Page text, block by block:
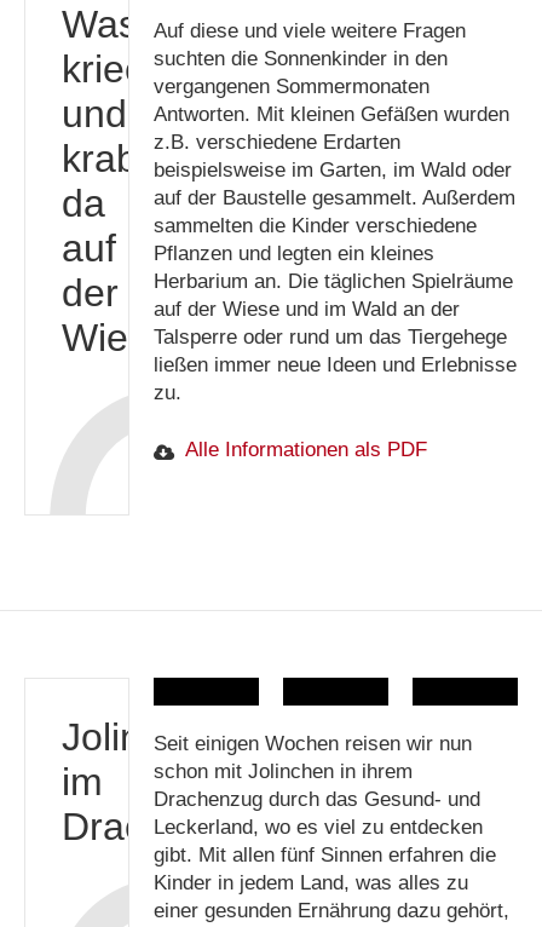
Was
kriecht
und
krabbelt
da
auf
der
Wiese?
Auf diese und viele weitere Fragen
suchten die Sonnenkinder in den
vergangenen Sommermonaten
Antworten. Mit kleinen Gefäßen wurden
z.B. verschiedene Erdarten
beispielsweise im Garten, im Wald oder
auf der Baustelle gesammelt. Außerdem
sammelten die Kinder verschiedene
Pflanzen und legten ein kleines
Herbarium an. Die täglichen Spielräume
auf der Wiese und im Wald an der
Talsperre oder rund um das Tiergehege
ließen immer neue Ideen und Erlebnisse
zu.
Alle Informationen als PDF
Jolinchen
im
Drachenzug
Seit einigen Wochen reisen wir nun
schon mit Jolinchen in ihrem
Drachenzug durch das Gesund- und
Leckerland, wo es viel zu entdecken
gibt. Mit allen fünf Sinnen erfahren die
Kinder in jedem Land, was alles zu
einer gesunden Ernährung dazu gehört,